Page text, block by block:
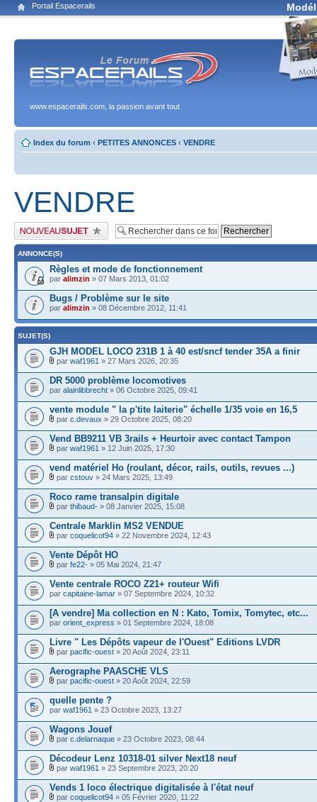
Portail Espacerails
www.espacerails.com, la passion avant tout
Index du forum ‹ PETITES ANNONCES ‹ VENDRE
VENDRE
Publier un nouveau sujet
ANNONCE(S)
Règles et mode de fonctionnement
par alimzin » 07 Mars 2013, 01:02
Bugs / Problème sur le site
par alimzin » 08 Décembre 2012, 11:41
SUJET(S)
GJH MODEL LOCO 231B 1 à 40 est/sncf tender 35A a finir
par waf1961 » 27 Mars 2026, 20:35
DR 5000 problème locomotives
par alainlibbrecht » 06 Octobre 2025, 09:41
vente module " la p'tite laiterie" échelle 1/35 voie en 16,5
par c.devaux » 29 Octobre 2025, 08:20
Vend BB9211 VB 3rails + Heurtoir avec contact Tampon
par waf1961 » 12 Juin 2025, 17:30
vend matériel Ho (roulant, décor, rails, outils, revues ...)
par cstouv » 24 Mars 2025, 13:49
Roco rame transalpin digitale
par thibaud- » 08 Janvier 2025, 15:08
Centrale Marklin MS2 VENDUE
par coquelicot94 » 22 Novembre 2024, 12:43
Vente Dépôt HO
par fe22- » 05 Mai 2024, 21:47
Vente centrale ROCO Z21+ routeur Wifi
par capitaine-lamar » 07 Septembre 2024, 10:32
[A vendre] Ma collection en N : Kato, Tomix, Tomytec, etc...
par orient_express » 01 Septembre 2024, 18:08
Livre " Les Dépôts vapeur de l'Ouest" Editions LVDR
par pacific-ouest » 20 Août 2024, 23:11
Aerographe PAASCHE VLS
par pacific-ouest » 20 Août 2024, 22:59
quelle pente ?
par waf1961 » 23 Octobre 2023, 13:27
Wagons Jouef
par c.delarnaque » 23 Octobre 2023, 08:44
Décodeur Lenz 10318-01 silver Next18 neuf
par waf1961 » 23 Septembre 2023, 20:20
Vends 1 loco électrique digitalisée à l'état neuf
par coquelicot94 » 05 Février 2020, 11:22